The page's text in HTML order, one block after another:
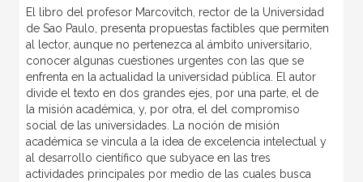
El libro del profesor Marcovitch, rector de la Universidad
de Sao Paulo, presenta propuestas factibles que permiten
al lector, aunque no pertenezca al ámbito universitario,
conocer algunas cuestiones urgentes con las que se
enfrenta en la actualidad la universidad pública. El autor
divide el texto en dos grandes ejes, por una parte, el de
la misión académica, y, por otra, el del compromiso
social de las universidades. La noción de misión
académica se vincula a la idea de excelencia intelectual y
al desarrollo científico que subyace en las tres
actividades principales por medio de las cuales busca